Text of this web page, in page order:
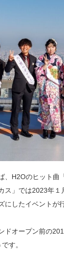
、H2Oのヒット
ス」では2023年
にしたイベントが
ドオープン前の
す。